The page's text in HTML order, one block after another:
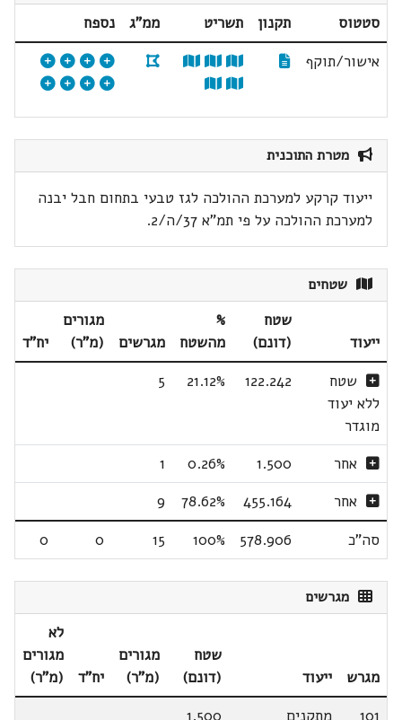
סטטוס תקנון תשריט ממ"ג
נספח
אישור/תוקף
מטרת התוכנית
ייעוד קרקע למערכת ההולכה לגז טבעי בתחום חבל יבנה
למערכת ההולכה על פי תמ"א 37/ה/2.
שטחים
ייעוד
שטח
(דונם)
%
מהשטח
מגרשים
מגורים
(מ"ר)
יח"ד
שטח
ללא יעוד
מוגדר
122.242
21.12%
5
אחר 1.500
0.26%
1
אחר
455.164
78.62%
9
סה"כ
578.906
100%
15
0
0
מגרשים
מגרש ייעוד
שטח
(דונם)
מגורים
(מ"ר)
יח"ד
לא
מגורים
(מ"ר)